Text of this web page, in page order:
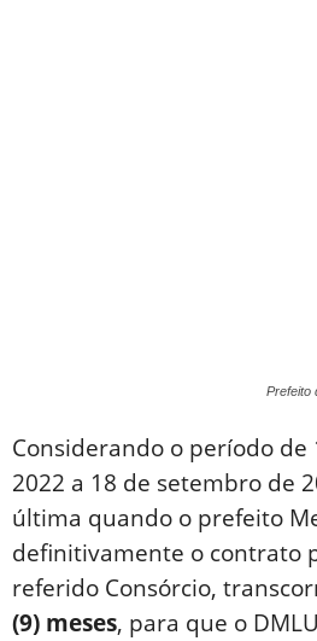
Prefeito
Considerando o período
2022 a 18 de setembro de
última quando o prefeito
definitivamente o contrato
referido Consórcio,
(9) meses, para que o